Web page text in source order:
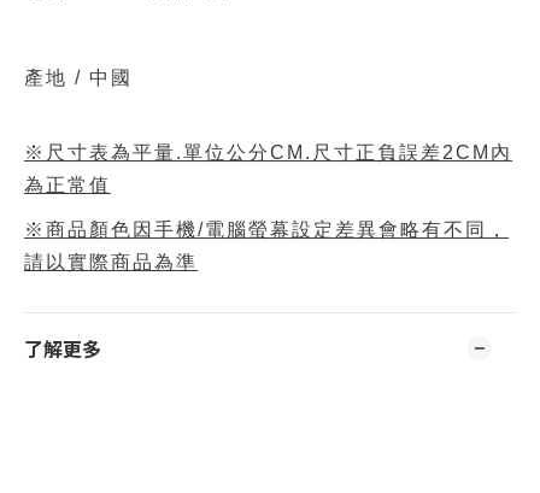
產地 / 中國
※尺寸表為平量.單位公分CM.尺寸正負誤差2CM內
為正常值
※商品顏色因手機/電腦螢幕設定差異會略有不同，
請以實際商品為準
了解更多